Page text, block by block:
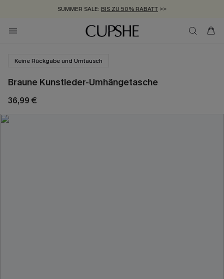
SUMMER SALE: BIS ZU 50% RABATT >>
ZUM NEWSLETTER:BIS ZU -20% EXTRA ERHALTEN
KOSTENLOSER VERSAND AB 89 €
Keine Rückgabe und Umtausch
Braune Kunstleder-Umhängetasche
36,99 €